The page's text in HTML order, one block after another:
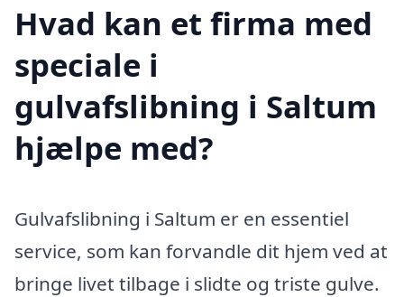
Hvad kan et firma med
speciale i
gulvafslibning i Saltum
hjælpe med?
Gulvafslibning i Saltum er en essentiel
service, som kan forvandle dit hjem ved at
bringe livet tilbage i slidte og triste gulve.